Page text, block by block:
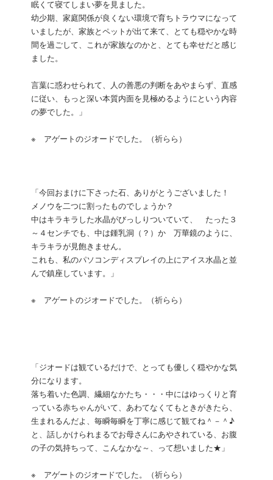
眠くて寝てしまい夢を見ました。
幼少期、家庭関係が良くない環境で育ちトラウマになって
いましたが、家族とペットが出て来て、とても穏やかな時
間を過ごして、これが家族なのかと、とても幸せだと感じ
ました。
言葉に惑わせられて、人の善悪の判断をあやまらず、直感
に従い、もっと深い本質内面を見極めるようにという内容
の夢でした。」
※ アゲートのジオードでした。（祈らら）
「今回おまけに下さった石、ありがとうございました！
メノウを二つに割ったものでしょうか？
中はキラキラした水晶がびっしりついていて、 たった３
～４センチでも、中は鍾乳洞（？）か 万華鏡のように、
キラキラが見飽きません。
これも、私のパソコンディスプレイの上にアイス水晶と並
んで鎮座しています。」
※ アゲートのジオードでした。（祈らら）
「ジオードは観ているだけで、とっても優しく穏やかな気
分になります。
落ち着いた色調、繊細なかたち・・・中にはゆっくりと育
っている赤ちゃんがいて、あわてなくてもときがきたら、
生まれるんだよ、毎瞬毎瞬を丁寧に感じて観てね＾－＾♪
と、話しかけられまるでお母さんにあやされている、お腹
の子の気持ちって、こんなかな～、って想いました★」
※ アゲートのジオードでした。（祈らら）